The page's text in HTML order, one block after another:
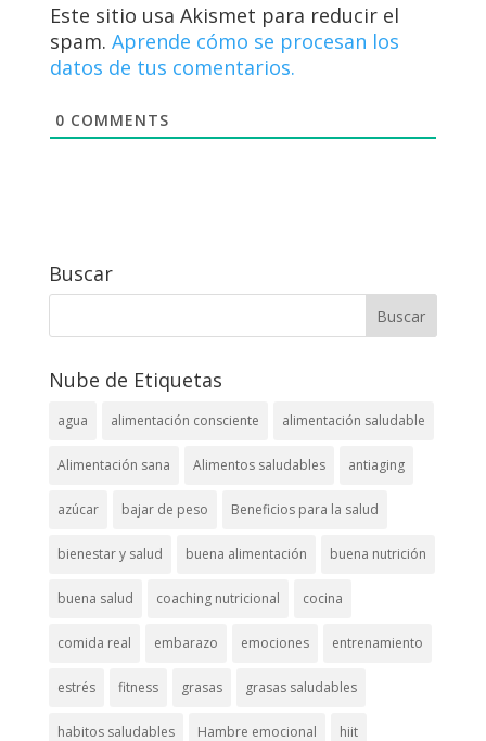
Este sitio usa Akismet para reducir el
spam. Aprende cómo se procesan los
datos de tus comentarios.
0 COMMENTS
Buscar
Nube de Etiquetas
agua alimentación consciente alimentación saludable
Alimentación sana Alimentos saludables antiaging
azúcar bajar de peso Beneficios para la salud
bienestar y salud buena alimentación buena nutrición
buena salud coaching nutricional cocina
comida real embarazo emociones entrenamiento
estrés fitness grasas grasas saludables
habitos saludables Hambre emocional hiit